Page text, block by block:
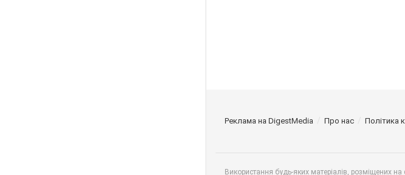
Реклама на DigestMedia Про нас Політика
Використання будь-яких матеріалів, розміщених